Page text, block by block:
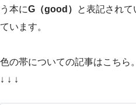
う本にG（good）
と表記され
ています。
色の帯についての記事はこちら。
↓ ↓ ↓